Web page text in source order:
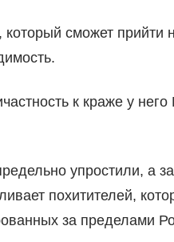
который сможет прийти
к краже у
упростили, а
похитителей,
за пределами